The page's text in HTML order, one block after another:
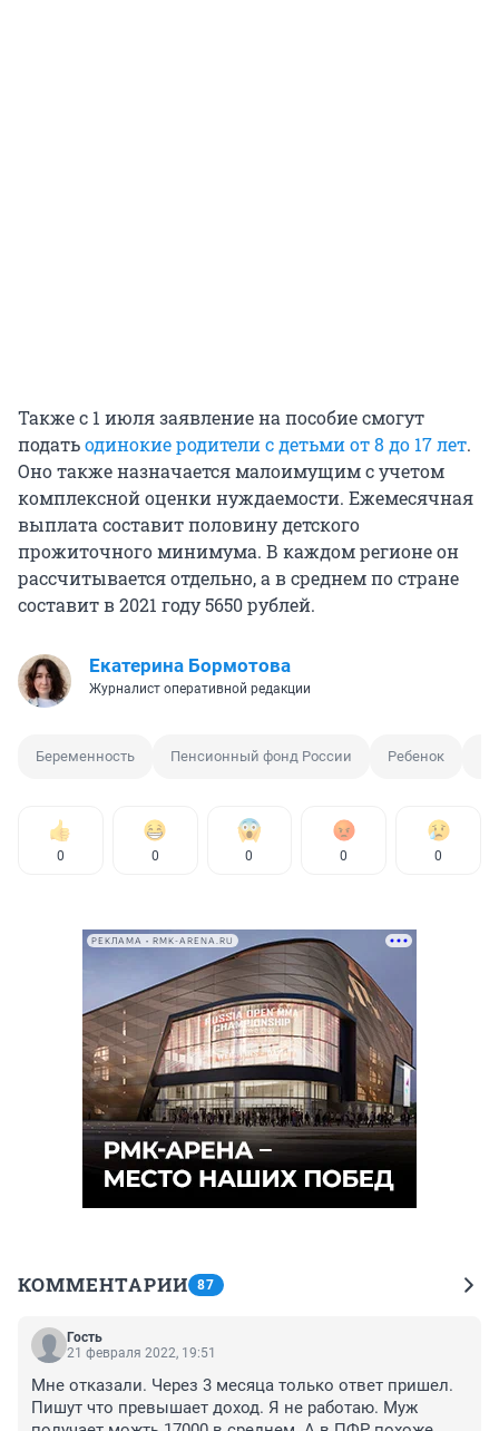
Также с 1 июля заявление на пособие смогут
податьодинокие родители с детьми от 8 до 17 лет.
Оно также назначается малоимущим с учетом
комплексной оценки нуждаемости. Ежемесячная
выплата составит половину детского
прожиточного минимума. В каждом регионе он
рассчитывается отдельно, а в среднем по стране
составит в 2021 году 5650 рублей.
Екатерина Бормотова
Журналист оперативной редакции
Беременность Пенсионный фонд России Ребенок
0 0 0 0 0
РЕКЛАМА • RMK-ARENA.RU
КОММЕНТАРИИ 87
Гость
21 февраля 2022, 19:51
Мне отказали. Через 3 месяца только ответ пришел.
Пишут что превышает доход. Я не работаю. Муж